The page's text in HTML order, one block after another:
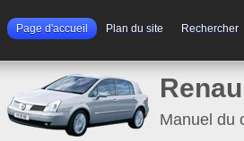
Page d'accueil Plan du site Rechercher
Manuel du